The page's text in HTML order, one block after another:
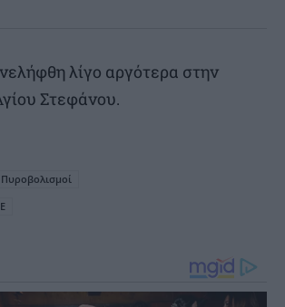
λίγο αργότερα στην
Στεφάνου.
Πυροβολισμοί